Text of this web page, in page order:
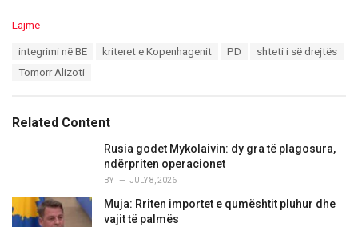
C
i
Lajme
integrimi në BE kriteret e Kopenhagenit PD
shteti i së drejtës
Tomorr Alizoti
Related Content
Rusia godet Mykolaivin: dy gra të plagosura,
ndërpriten operacionet
BY JULY 8, 2026
Muja: Rriten importet e qumështit pluhur dhe
vajit të palmës